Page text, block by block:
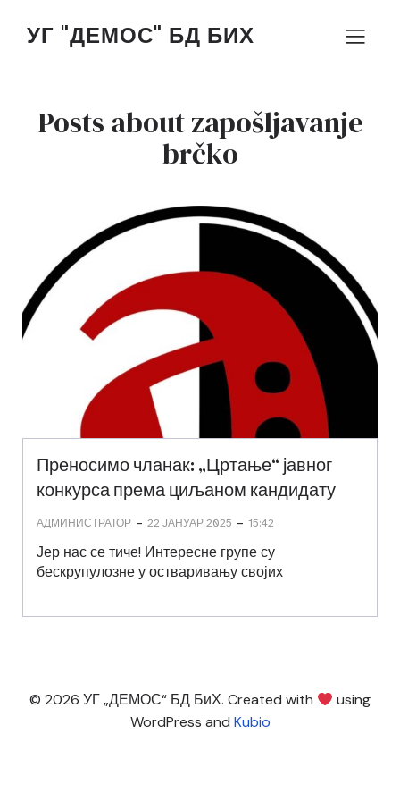
УГ "ДЕМОС" БД БИХ
Posts about zapošljavanje
brčko
Преносимо чланак: „Цртање“ јавног
конкурса према циљаном кандидату
АДМИНИСТРАТОР - 22 ЈАНУАР 2025 - 15:42
Јер нас се тиче! Интересне групе су
бескрупулозне у остваривању својих
© 2026 УГ „ДЕМОС“ БД БиХ. Created with
using
WordPress and Kubio